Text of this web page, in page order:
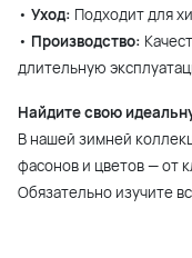
• Уход: Подходит для
• Производство:
длительную
Найдите свою
В нашей зимней
фасонов и цветов — от
Обязательно изучите